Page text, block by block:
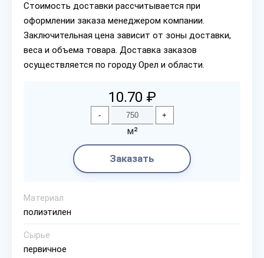
Стоимость доставки рассчитывается при
оформлении заказа менеджером компании.
Заключительная цена зависит от зоны доставки,
веса и объема товара. Доставка заказов
осуществляется по городу Орел и области.
10.70 ₽
- +
м²
Заказать
Материал
полиэтилен
Сырье
первичное